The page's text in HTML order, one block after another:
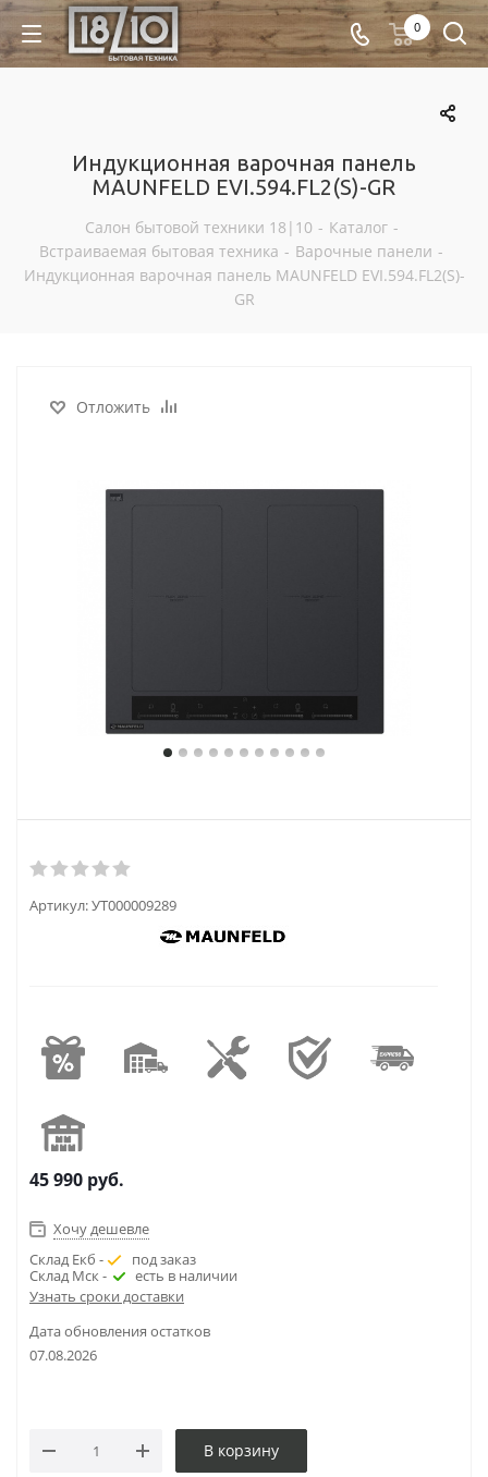
0
Индукционная варочная панель
MAUNFELD EVI.594.FL2(S)-GR
Салон бытовой техники 18|10 - Каталог -
Встраиваемая бытовая техника - Варочные панели -
Индукционная варочная панель MAUNFELD EVI.594.FL2(S)-
GR
Отложить
Артикул:УТ000009289
45 990 руб.
Хочу дешевле
Склад Екб -
под заказ
Склад Мск -
есть в наличии
Узнать сроки доставки
Дата обновления остатков
07.08.2026
В корзину